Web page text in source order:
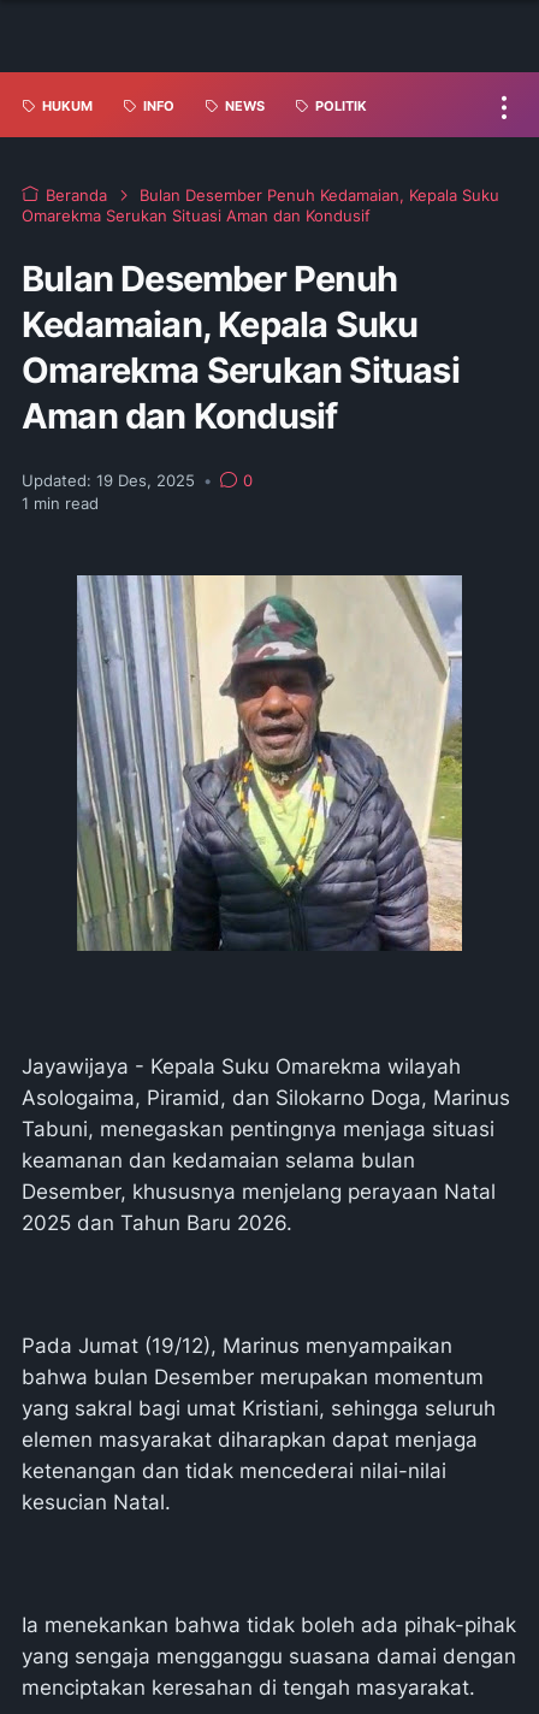
HUKUM INFO NEWS POLITIK
Beranda
Bulan Desember Penuh Kedamaian, Kepala Suku
Omarekma Serukan Situasi Aman dan Kondusif
Bulan Desember Penuh
Kedamaian, Kepala Suku
Omarekma Serukan Situasi
Aman dan Kondusif
Updated: 19 Des, 2025 •
0
1 min read
Jayawijaya - Kepala Suku Omarekma wilayah
Asologaima, Piramid, dan Silokarno Doga, Marinus
Tabuni, menegaskan pentingnya menjaga situasi
keamanan dan kedamaian selama bulan
Desember, khususnya menjelang perayaan Natal
2025 dan Tahun Baru 2026.
Pada Jumat (19/12), Marinus menyampaikan
bahwa bulan Desember merupakan momentum
yang sakral bagi umat Kristiani, sehingga seluruh
elemen masyarakat diharapkan dapat menjaga
ketenangan dan tidak mencederai nilai-nilai
kesucian Natal.
Ia menekankan bahwa tidak boleh ada pihak-pihak
yang sengaja mengganggu suasana damai dengan
menciptakan keresahan di tengah masyarakat.